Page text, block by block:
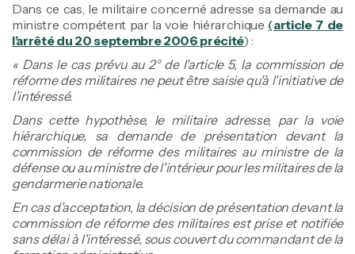
Dans ce cas, le militaire concerné adresse sa demande au
ministre compétent par la voie hiérarchique (article 7 de
l’arrêté du 20 septembre 2006 précité) :
« Dans le cas prévu au 2° de l'article 5, la commission de
réforme des militaires ne peut être saisie qu'à l'initiative de
l'intéressé.
Dans cette hypothèse, le militaire adresse, par la voie
hiérarchique, sa demande de présentation devant la
commission de réforme des militaires au ministre de la
défense ou au ministre de l'intérieur pour les militaires de la
gendarmerie nationale.
En cas d'acceptation, la décision de présentation devant la
commission de réforme des militaires est prise et notifiée
sans délai à l'intéressé, sous couvert du commandant de la